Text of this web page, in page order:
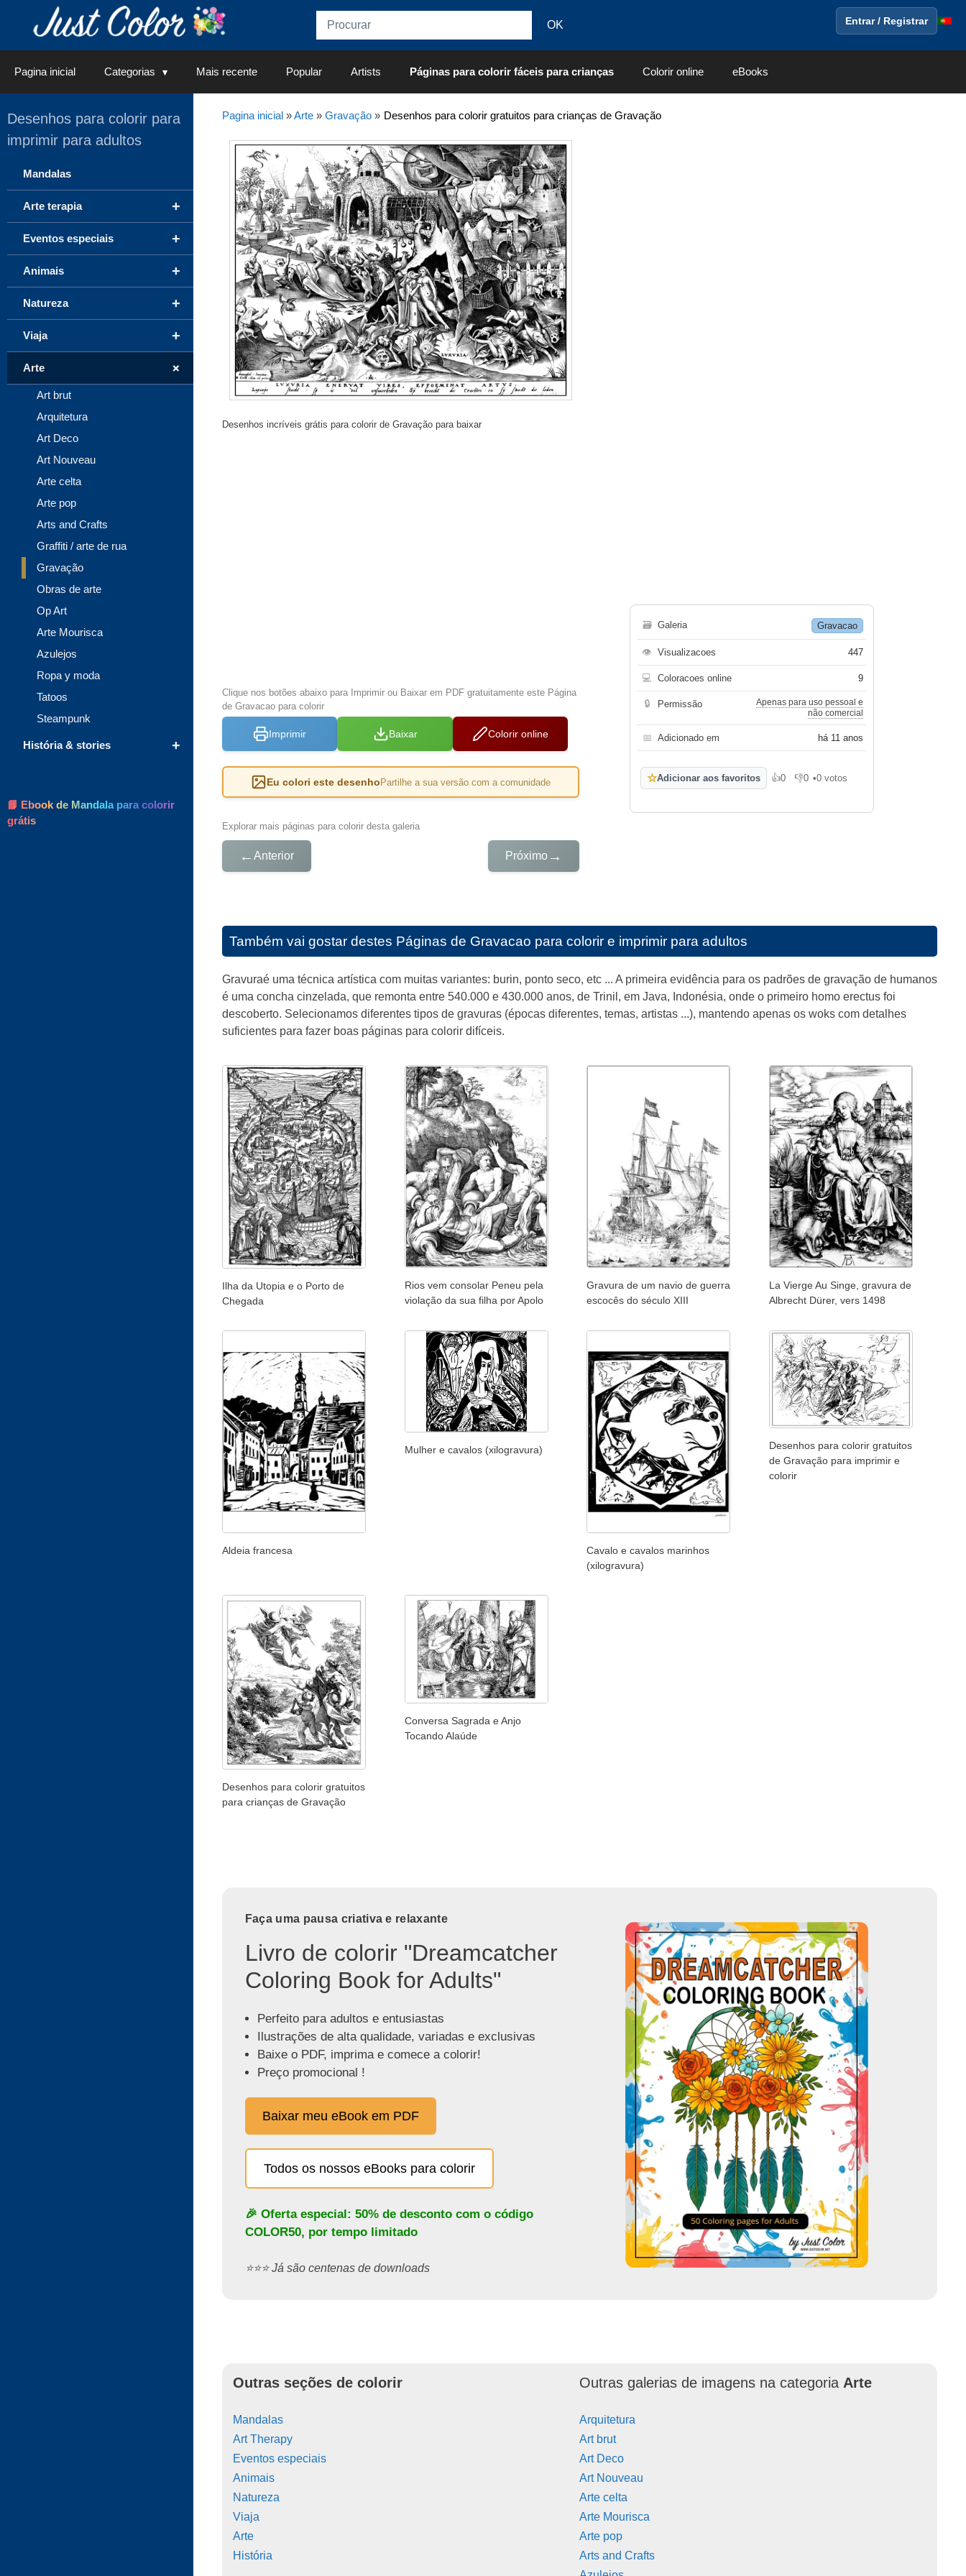
Entrar / Registrar
Pagina inicial Categorias Mais recente Popular Artists Páginas para colorir fáceis para crianças Colorir online eBooks
Pagina inicial»Arte» Gravação» Desenhos para colorir gratuitos para crianças de Gravação
Desenhos incríveis grátis para colorir de Gravação para baixar
Clique nos botões abaixo para Imprimir ou Baixar em PDF gratuitamente este Página
de Gravacao para colorir
Imprimir Baixar Colorir online
Eu colori este desenho Partilhe a sua versão com a comunidade
Explorar mais páginas para colorir desta galeria
← Anterior Próximo →
🗃 Galeria Gravacao
👁 Visualizacoes 447
💻 Coloracoes online 9
🔒 Permissão
Apenas para uso pessoal e
não comercial
📅 Adicionado em há 11 anos
☆Adicionar aos favoritos 👍0
Gosto 👎0
Não gosto
•0 votos
Também vai gostar destes Páginas de Gravacao para colorir e imprimir para adultos
Gravuraé uma técnica artística com muitas variantes: burin, ponto seco, etc ... A primeira evidência para os padrões de gravação de humanos
é uma concha cinzelada, que remonta entre 540.000 e 430.000 anos, de Trinil, em Java, Indonésia, onde o primeiro homo erectus foi
descoberto. Selecionamos diferentes tipos de gravuras (épocas diferentes, temas, artistas ...), mantendo apenas os woks com detalhes
suficientes para fazer boas páginas para colorir difíceis.
Ilha da Utopia e o Porto de
Chegada
Rios vem consolar Peneu pela
violação da sua filha por Apolo
Gravura de um navio de guerra
escocês do século XIII
La Vierge Au Singe, gravura de
Albrecht Dürer, vers 1498
Aldeia francesa
Mulher e cavalos (xilogravura)
Cavalo e cavalos marinhos
(xilogravura)
Desenhos para colorir gratuitos
de Gravação para imprimir e
colorir
Desenhos para colorir gratuitos
para crianças de Gravação
Conversa Sagrada e Anjo
Tocando Alaúde
Faça uma pausa criativa e relaxante
Livro de colorir "Dreamcatcher
Coloring Book for Adults"
Perfeito para adultos e entusiastas
Ilustrações de alta qualidade, variadas e exclusivas
Baixe o PDF, imprima e comece a colorir!
Preço promocional !
Baixar meu eBook em PDF
Todos os nossos eBooks para colorir
🎉 Oferta especial: 50% de desconto com o código
COLOR50, por tempo limitado
⭐️⭐️⭐️ Já são centenas de downloads
Outras seções de colorir
Mandalas
Art Therapy
Eventos especiais
Animais
Natureza
Viaja
Arte
História
Outras galerias de imagens na categoria Arte
Arquitetura
Art brut
Art Deco
Art Nouveau
Arte celta
Arte Mourisca
Arte pop
Arts and Crafts
Desenhos para colorir para
imprimir para adultos
Mandalas
+
Arte terapia
+
Eventos especiais
+
Animais
+
Natureza
+
Viaja
+
Arte
Art brut
Arquitetura
Art Deco
Art Nouveau
Arte celta
Arte pop
Arts and Crafts
Graffiti / arte de rua
Gravação
Obras de arte
Op Art
Arte Mourisca
Azulejos
Ropa y moda
Tatoos
Steampunk
+
História & stories
📘 Ebook de Mandala para colorir
grátis